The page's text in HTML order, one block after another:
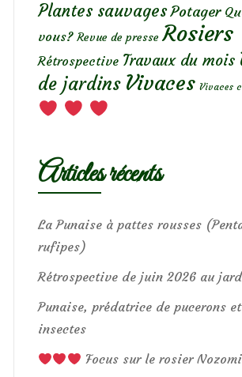
Plantes sauvages Potager
vous? Revue de presse Rosiers
Rétrospective Travaux du mois
de jardins Vivaces Vivaces
Articles récents
La Punaise à pattes rousses
rufipes)
Rétrospective de juin 2026 au
Punaise, prédatrice de pucerons
insectes
Focus sur le rosier Nozomi